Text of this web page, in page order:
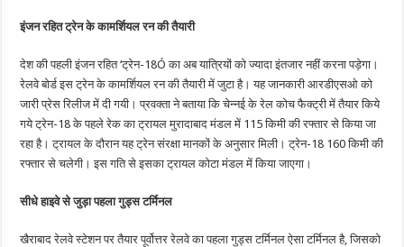
इंजन रहित ट्रेन के कामर्शियल रन की तैयारी
देश की पहली इंजन रहित ‘ट्रेन-18Ó का अब यात्रियों को ज्यादा इंतजार नहीं करना पड़ेगा।
रेलवे बोर्ड इस ट्रेन के कामर्शियल रन की तैयारी में जुटा है। यह जानकारी आरडीएसओ को
जारी प्रेस रिलीज में दी गयी। प्रवक्ता ने बताया कि चेन्नई के रेल कोच फैक्ट्री में तैयार किये
गये ट्रेन-18 के पहले रेक का ट्रायल मुरादाबाद मंडल में 115 किमी की रफ्तार से किया जा
रहा है। ट्रायल के दौरान यह ट्रेन संरक्षा मानकों के अनुसार मिली। ट्रेन-18 160 किमी की
रफ्तार से चलेगी। इस गति से इसका ट्रायल कोटा मंडल में किया जाएगा।
सीधे हाइवे से जुड़ा पहला गुड्स टर्मिनल
खैराबाद रेलवे स्टेशन पर तैयार पूर्वोत्तर रेलवे का पहला गुड्स टर्मिनल ऐसा टर्मिनल है, जिसको